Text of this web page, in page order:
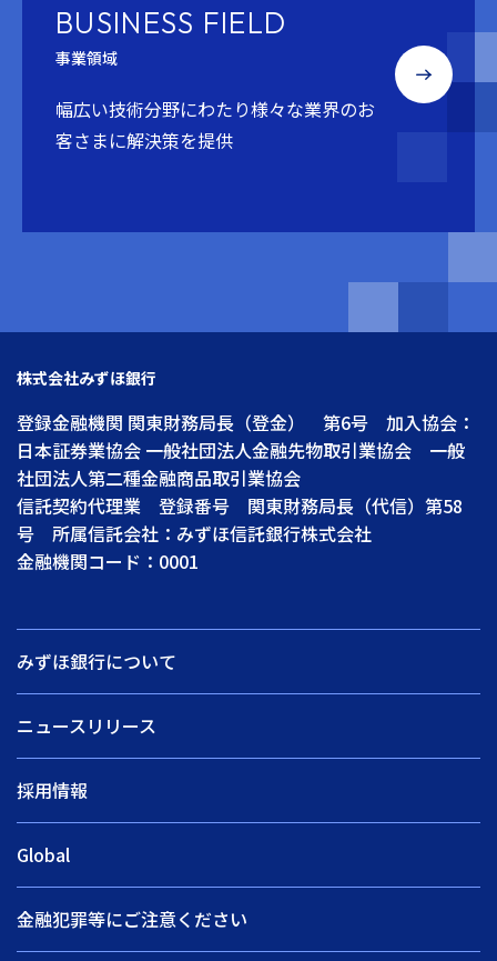
BUSINESS FIELD
事業領域
幅広い技術分野にわたり様々な業界のお
客さまに解決策を提供
株式会社みずほ銀行
登録金融機関 関東財務局長（登金） 第6号 加入協会：
日本証券業協会 一般社団法人金融先物取引業協会 一般
社団法人第二種金融商品取引業協会
信託契約代理業 登録番号 関東財務局長（代信）第58
号 所属信託会社：みずほ信託銀行株式会社
金融機関コード：0001
みずほ銀行について
ニュースリリース
採用情報
Global
金融犯罪等にご注意ください